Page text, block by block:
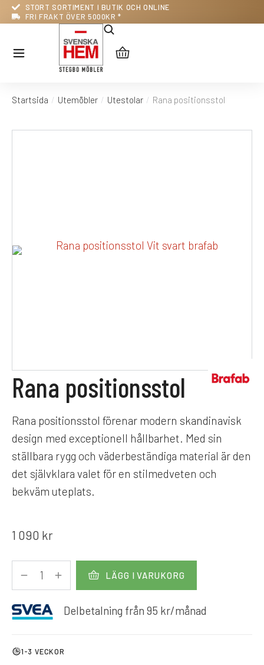
STORT SORTIMENT I BUTIK OCH ONLINE
FRI FRAKT ÖVER 5000KR *
Du är här:
Startsida Utemöbler Utestolar Rana positionsstol
Rana positionsstol
Rana positionsstol förenar modern skandinavisk
design med exceptionell hållbarhet. Med sin
ställbara rygg och väderbeständiga material är den
det självklara valet för en stilmedveten och
bekväm uteplats.
1 090 kr
LÄGG I VARUKORG
Delbetalning från 95 kr/månad
1-3 VECKOR